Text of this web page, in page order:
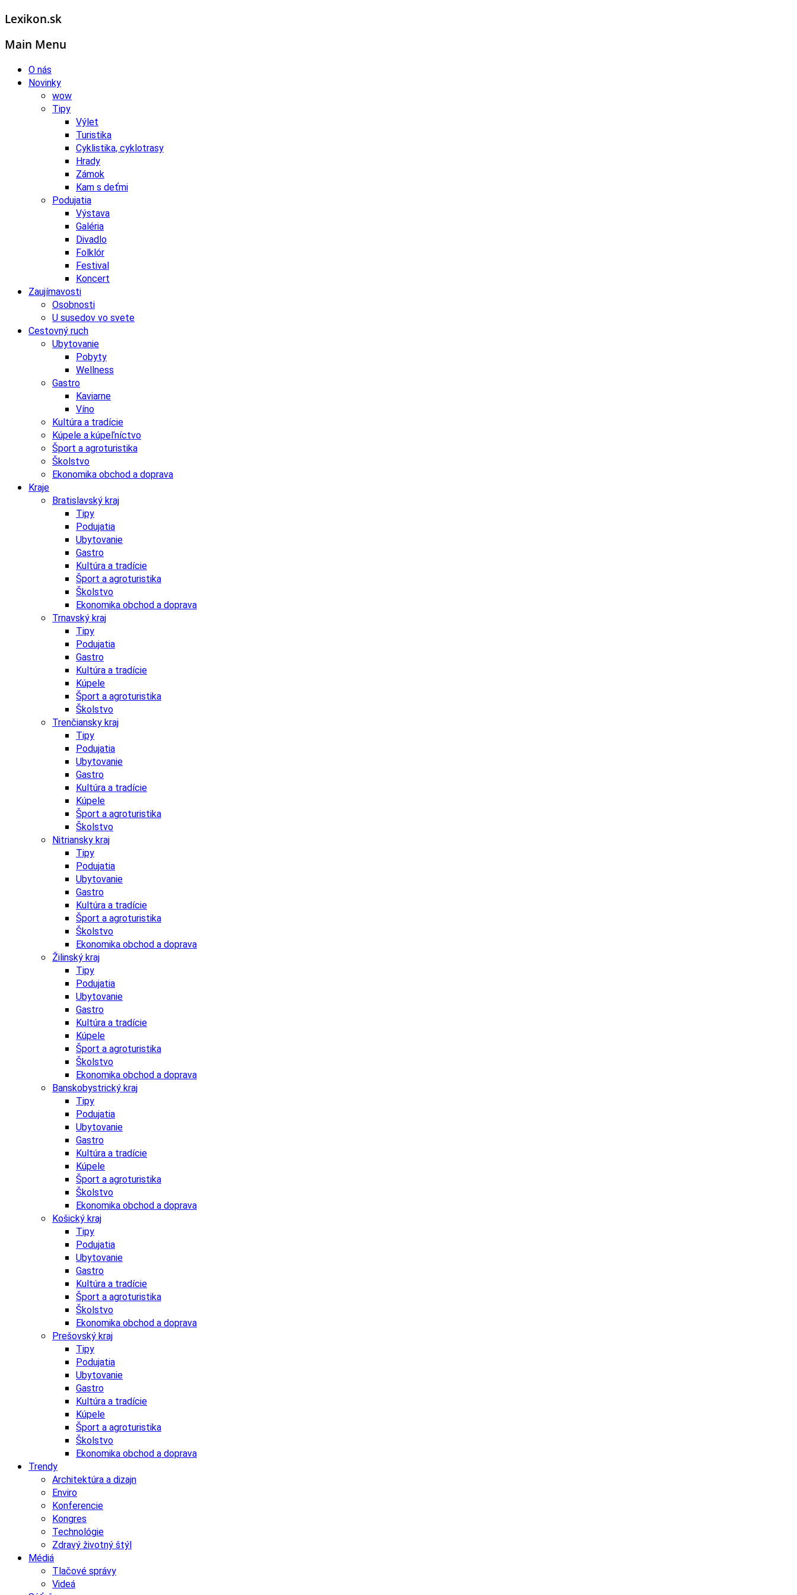
Lexikon.sk
Main Menu
O nás
Novinky
wow
Tipy
Výlet
Turistika
Cyklistika, cyklotrasy
Hrady
Zámok
Kam s deťmi
Podujatia
Výstava
Galéria
Divadlo
Folklór
Festival
Koncert
Zaujímavosti
Osobnosti
U susedov vo svete
Cestovný ruch
Ubytovanie
Pobyty
Wellness
Gastro
Kaviarne
Víno
Kultúra a tradície
Kúpele a kúpeľníctvo
Šport a agroturistika
Školstvo
Ekonomika obchod a doprava
Kraje
Bratislavský kraj
Tipy
Podujatia
Ubytovanie
Gastro
Kultúra a tradície
Šport a agroturistika
Školstvo
Ekonomika obchod a doprava
Trnavský kraj
Tipy
Podujatia
Gastro
Kultúra a tradície
Kúpele
Šport a agroturistika
Školstvo
Trenčiansky kraj
Tipy
Podujatia
Ubytovanie
Gastro
Kultúra a tradície
Kúpele
Šport a agroturistika
Školstvo
Nitriansky kraj
Tipy
Podujatia
Ubytovanie
Gastro
Kultúra a tradície
Šport a agroturistika
Školstvo
Ekonomika obchod a doprava
Žilinský kraj
Tipy
Podujatia
Ubytovanie
Gastro
Kultúra a tradície
Kúpele
Šport a agroturistika
Školstvo
Ekonomika obchod a doprava
Banskobystrický kraj
Tipy
Podujatia
Ubytovanie
Gastro
Kultúra a tradície
Kúpele
Šport a agroturistika
Školstvo
Ekonomika obchod a doprava
Košický kraj
Tipy
Podujatia
Ubytovanie
Gastro
Kultúra a tradície
Šport a agroturistika
Školstvo
Ekonomika obchod a doprava
Prešovský kraj
Tipy
Podujatia
Ubytovanie
Gastro
Kultúra a tradície
Kúpele
Šport a agroturistika
Školstvo
Ekonomika obchod a doprava
Trendy
Architektúra a dizajn
Enviro
Konferencie
Kongres
Technológie
Zdravý životný štýl
Médiá
Tlačové správy
Videá